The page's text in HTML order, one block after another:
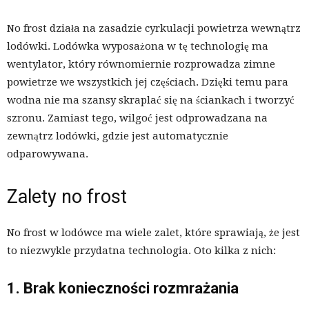
No frost działa na zasadzie cyrkulacji powietrza wewnątrz
lodówki. Lodówka wyposażona w tę technologię ma
wentylator, który równomiernie rozprowadza zimne
powietrze we wszystkich jej częściach. Dzięki temu para
wodna nie ma szansy skraplać się na ściankach i tworzyć
szronu. Zamiast tego, wilgoć jest odprowadzana na
zewnątrz lodówki, gdzie jest automatycznie
odparowywana.
Zalety no frost
No frost w lodówce ma wiele zalet, które sprawiają, że jest
to niezwykle przydatna technologia. Oto kilka z nich:
1. Brak konieczności rozmrażania